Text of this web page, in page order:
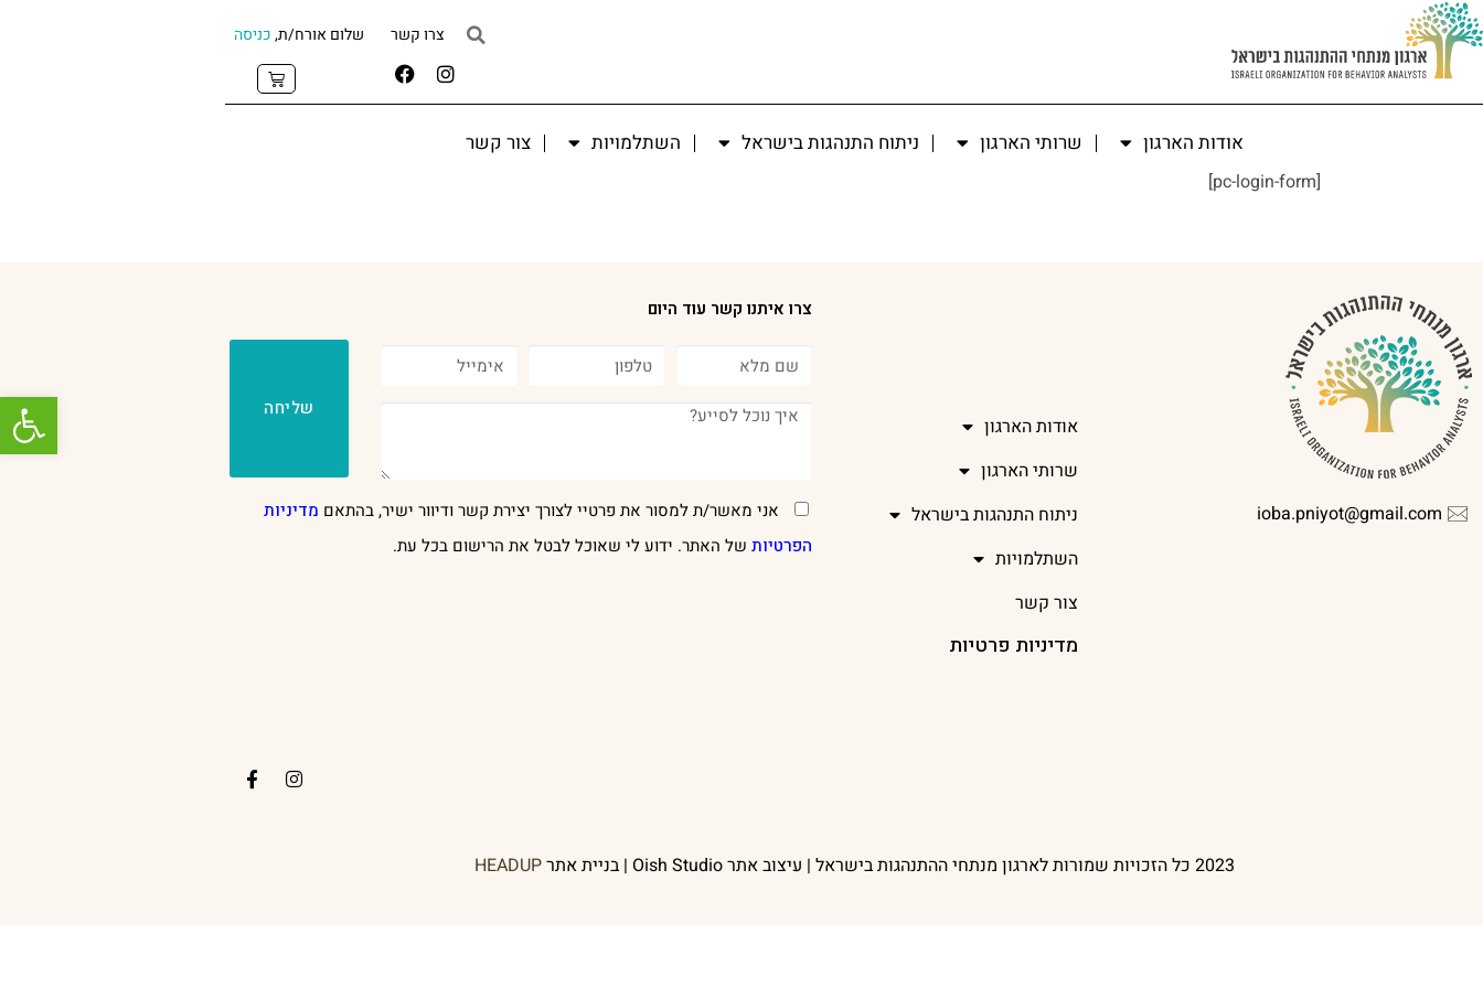
צרו קשר שלום אורח/ת,כניסה
אודות הארגון שרותי הארגון ניתוח התנהגות בישראל השתלמויות צור קשר
[pc-login-form]
ioba.pniyot@gmail.com
אודות הארגון
שרותי הארגון
ניתוח התנהגות בישראל
השתלמויות
צור קשר
מדיניות פרטיות
צרו איתנו קשר עוד היום
אני מאשר/ת למסור את פרטיי לצורך יצירת קשר ודיוור ישיר, בהתאם מדיניות
הפרטיותשל האתר. ידוע לי שאוכל לבטל את הרישום בכל עת.
שליחה
2023 כל הזכויות שמורות לארגון מנתחי ההתנהגות בישראל | עיצוב אתר Oish Studio | בניית אתר HEADUP